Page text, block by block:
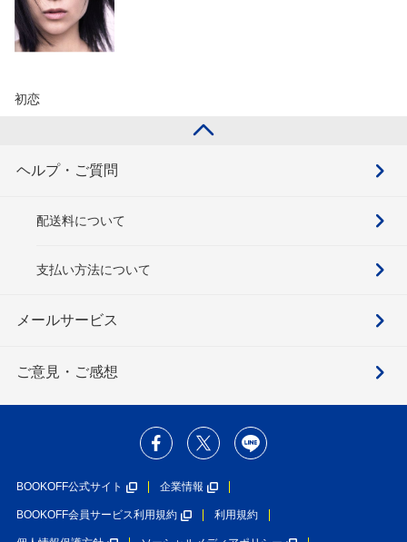
初恋
ヘルプ・ご質問
配送料について
支払い方法について
メールサービス
ご意見・ご感想
BOOKOFF公式サイト 企業情報
BOOKOFF会員サービス利用規約 利用規約